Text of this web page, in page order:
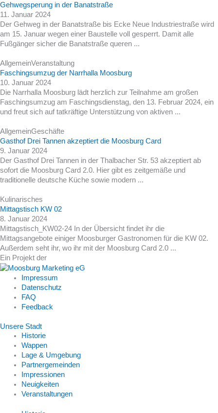
Gehwegsperung in der Banatstraße
11. Januar 2024
Der Gehweg in der Banatstraße bis Ecke Neue Industriestraße wird
am 15. Januar wegen einer Baustelle voll gesperrt. Damit alle
Fußgänger sicher die Banatstraße queren ...
AllgemeinVeranstaltung
Faschingsumzug der Narrhalla Moosburg
10. Januar 2024
Die Narrhalla Moosburg lädt herzlich zur Teilnahme am großen
Faschingsumzug am Faschingsdienstag, den 13. Februar 2024, ein
und freut sich auf tatkräftige Unterstützung von aktiven ...
AllgemeinGeschäfte
Gasthof Drei Tannen akzeptiert die Moosburg Card
9. Januar 2024
Der Gasthof Drei Tannen in der Thalbacher Str. 53 akzeptiert ab
sofort die Moosburg Card 2.0. Hier gibt es zeitgemäße und
traditionelle deutsche Küche sowie modern ...
Kulinarisches
Mittagstisch KW 02
8. Januar 2024
Mittagstisch_KW02-24 In der Übersicht findet ihr die
Mittagsangebote einiger Moosburger Gastronomen für die KW 02.
Außerdem seht ihr, wo ihr mit der Moosburg Card 2.0 ...
Ein Projekt der
Impressum
Datenschutz
FAQ
Feedback
Unsere Stadt
Historie
Wappen
Lage & Umgebung
Partnergemeinden
Impressionen
Neuigkeiten
Veranstaltungen